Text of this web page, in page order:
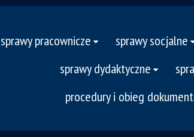
sprawy pracownicze sprawy socjalne
sprawy dydaktyczne
procedury i obieg